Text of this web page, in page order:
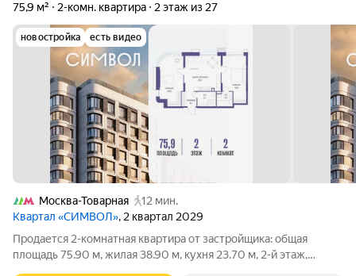
75,9 м²
2-комн. квартира 2 этаж из 27
новостройка есть видео
Москва-Товарная
12 мин.
Квартал «СИМВОЛ», 2 квартал 2029
Продается 2-комнатная квартира от застройщика: общая
площадь 75.90 м, жилая 38.90 м, кухня 23.70 м, 2-й этаж,